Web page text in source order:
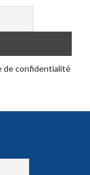
de confidentialité